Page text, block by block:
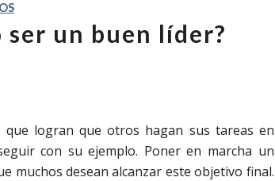
un buen líder?
que logran que otros hagan sus tareas en
con su ejemplo. Poner en marcha un
muchos desean alcanzar este objetivo final.